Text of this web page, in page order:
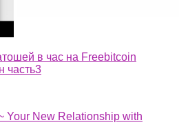
в час на Freebitcoin
часть3
Your New Relationship with